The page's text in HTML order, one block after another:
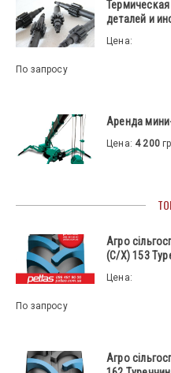
деталей и
Цена:
По запросу
Аренда
Цена: 4 200
Агро
(С/Х) 153
Цена:
По запросу
Агро